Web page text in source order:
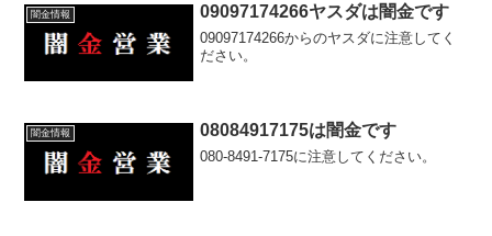
闇金情報 09097174266ヤスダは闇金です
09097174266からのヤスダに注意してく
ださい。
闇金情報 08084917175は闇金です
080-8491-7175に注意してください。